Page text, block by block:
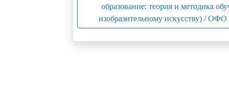
образование: теория и методика
изобразительному искусству) / ОФО